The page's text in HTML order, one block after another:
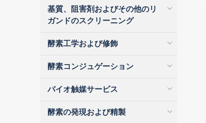
基質、阻害剤およびその他のリ
ガンドのスクリーニング
酵素工学および修飾
酵素コンジュゲーション
バイオ触媒サービス
酵素の発現および精製